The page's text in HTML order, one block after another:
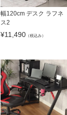
幅120cm デスク ラフネ
ス2
¥11,490 （税込み）